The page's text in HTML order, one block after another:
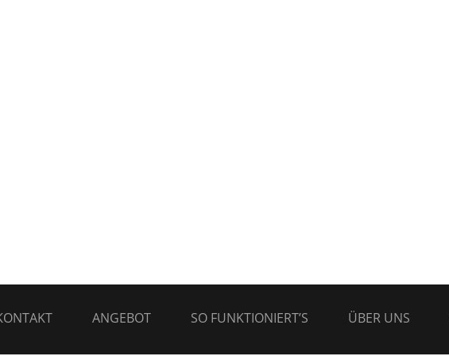
ANGEBOT SO FUNKTIONIERT’S ÜBER UNS